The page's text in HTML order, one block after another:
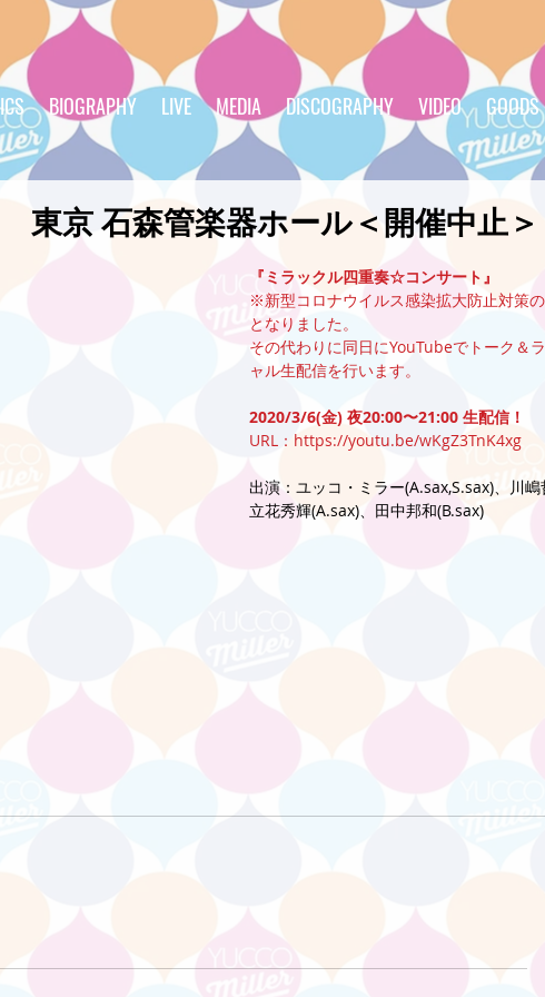
BIOGRAPHY LIVE MEDIA DISCOGRAPHY VIDEO GOODS
京 石森管楽器ホール＜開催中止＞
『ミラックル四重奏☆コンサート』
※新型コロナウイルス感染拡大防止対策
となりました。
その代わりに同日にYouTubeでトーク＆
ャル生配信を行います。
2020/3/6(金) 夜20:00〜21:00 生配信！
URL： https://youtu.be/wKgZ3TnK4xg
出演：ユッコ・ミラー(A.sax,S.sax)、川嶋
立花秀輝(A.sax)、田中邦和(B.sax)